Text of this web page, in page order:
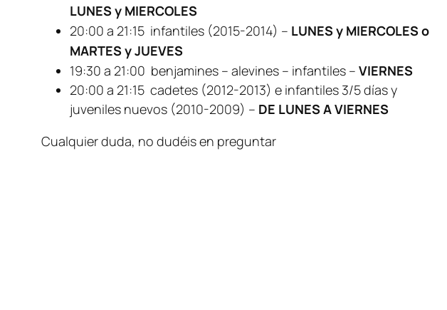
LUNES y MIERCOLES
20:00 a 21:15 infantiles (2015-2014) – LUNES y MIERCOLES o
MARTES y JUEVES
19:30 a 21:00 benjamines – alevines – infantiles – VIERNES
20:00 a 21:15 cadetes (2012-2013) e infantiles 3/5 días y
juveniles nuevos (2010-2009) – DE LUNES A VIERNES
Cualquier duda, no dudéis en preguntar